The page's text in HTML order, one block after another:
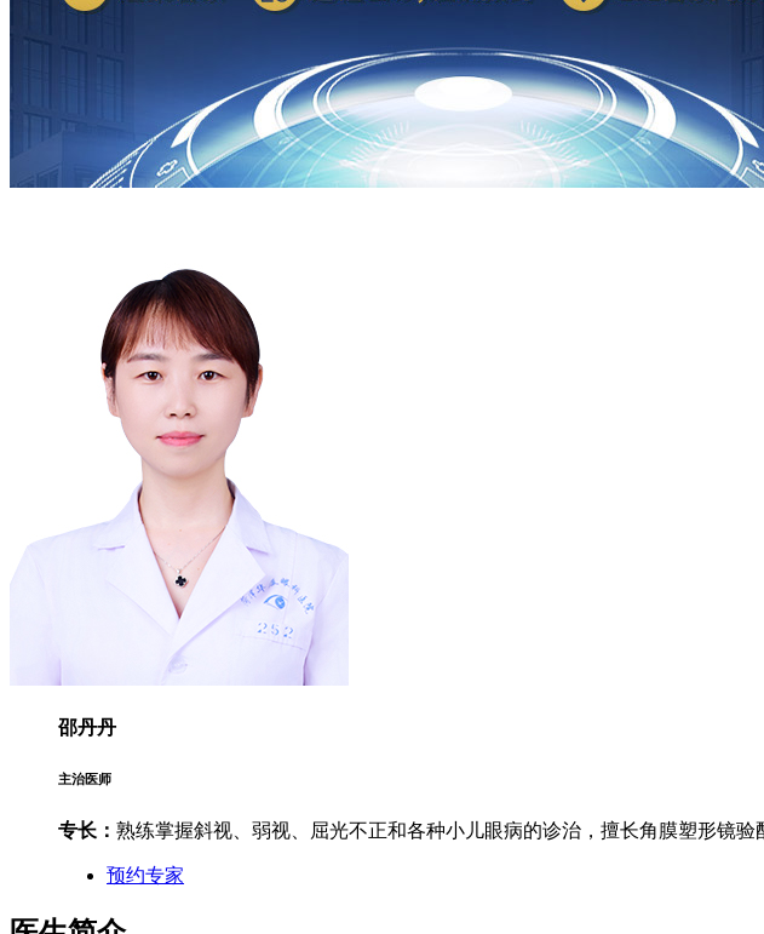
邵丹丹
主治医师
专长： 熟练掌握斜视、弱视、屈光不正和各种小儿眼病的诊治，擅长角膜塑形镜
预约专家